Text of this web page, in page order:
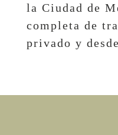
la Ciudad de
completa de
privado y